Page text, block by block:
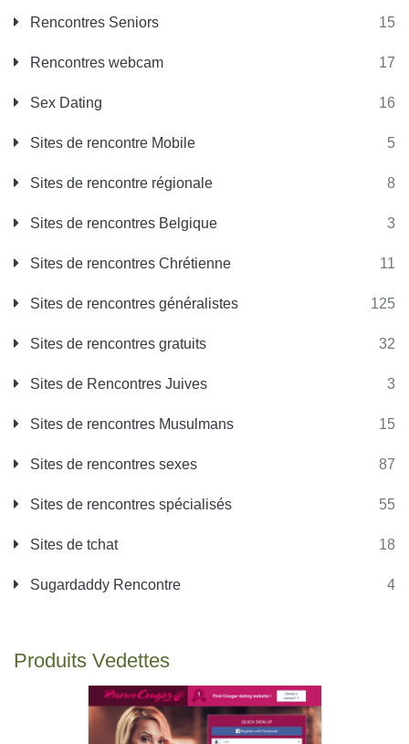
Rencontres Seniors 15
Rencontres webcam 17
Sex Dating 16
Sites de rencontre Mobile 5
Sites de rencontre régionale 8
Sites de rencontres Belgique 3
Sites de rencontres Chrétienne 11
Sites de rencontres généralistes 125
Sites de rencontres gratuits 32
Sites de Rencontres Juives 3
Sites de rencontres Musulmans 15
Sites de rencontres sexes 87
Sites de rencontres spécialisés 55
Sites de tchat 18
Sugardaddy Rencontre 4
Produits Vedettes